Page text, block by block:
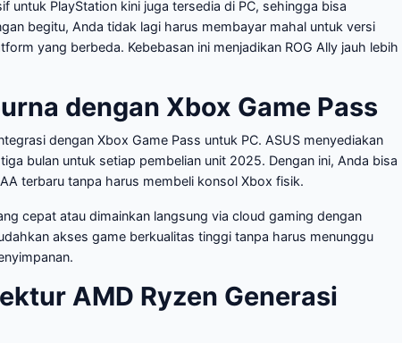
untuk PlayStation kini juga tersedia di PC, sehingga bisa
begitu, Anda tidak lagi harus membayar mahal untuk versi
yang berbeda. Kebebasan ini menjadikan ROG Ally jauh lebih
dengan Xbox Game Pass
dengan Xbox Game Pass untuk PC. ASUS menyediakan
bulan untuk setiap pembelian unit 2025. Dengan ini, Anda bisa
terbaru tanpa harus membeli konsol Xbox fisik.
cepat atau dimainkan langsung via cloud gaming dengan
akses game berkualitas tinggi tanpa harus menunggu
AMD Ryzen Generasi